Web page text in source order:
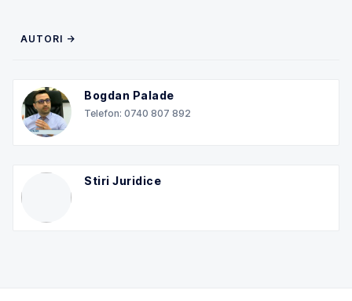
AUTORI →
Bogdan Palade
Telefon: 0740 807 892
Stiri Juridice